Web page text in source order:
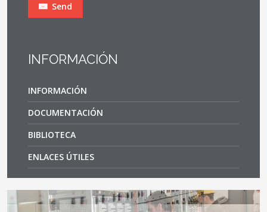
Send
INFORMACIÓN
INFORMACIÓN
DOCUMENTACIÓN
BIBLIOTECA
ENLACES ÚTILES
Documentación normativa y